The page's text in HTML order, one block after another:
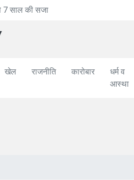
वंदे मातरम् की 150वीं वर्षगांठ पर तीसरे चरण
खेल राजनीति कारोबार
धर्म व
आस्था